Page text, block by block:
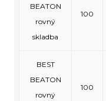
BEATON
rovný
skladba
100
BEST
BEATON
rovný
100